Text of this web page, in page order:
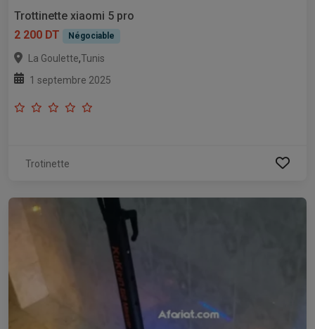
Trottinette xiaomi 5 pro
2 200 DT
Négociable
La Goulette,Tunis
1 septembre 2025
Trotinette